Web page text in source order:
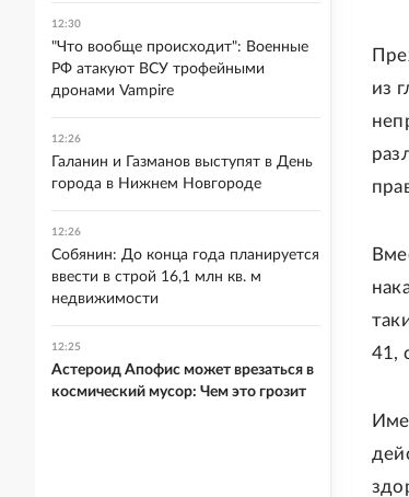
из
41,
12:30
"Что вообще происходит": Военные
РФ атакуют ВСУ трофейными
дронами Vampire
12:26
Галанин и Газманов выступят в День
города в Нижнем Новгороде
12:26
Собянин: До конца года планируется
ввести в строй 16,1 млн кв. м
недвижимости
12:25
Астероид Апофис может врезаться в
космический мусор: Чем это грозит